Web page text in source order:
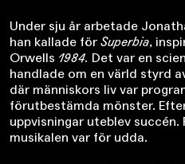
Under sju år arbetade
han kallade för Superbia,
Orwells 1984. Det var en
handlade om en värld styrd
där människors liv var
förutbestämda mönster.
uppvisningar uteblev
musikalen var för udda.